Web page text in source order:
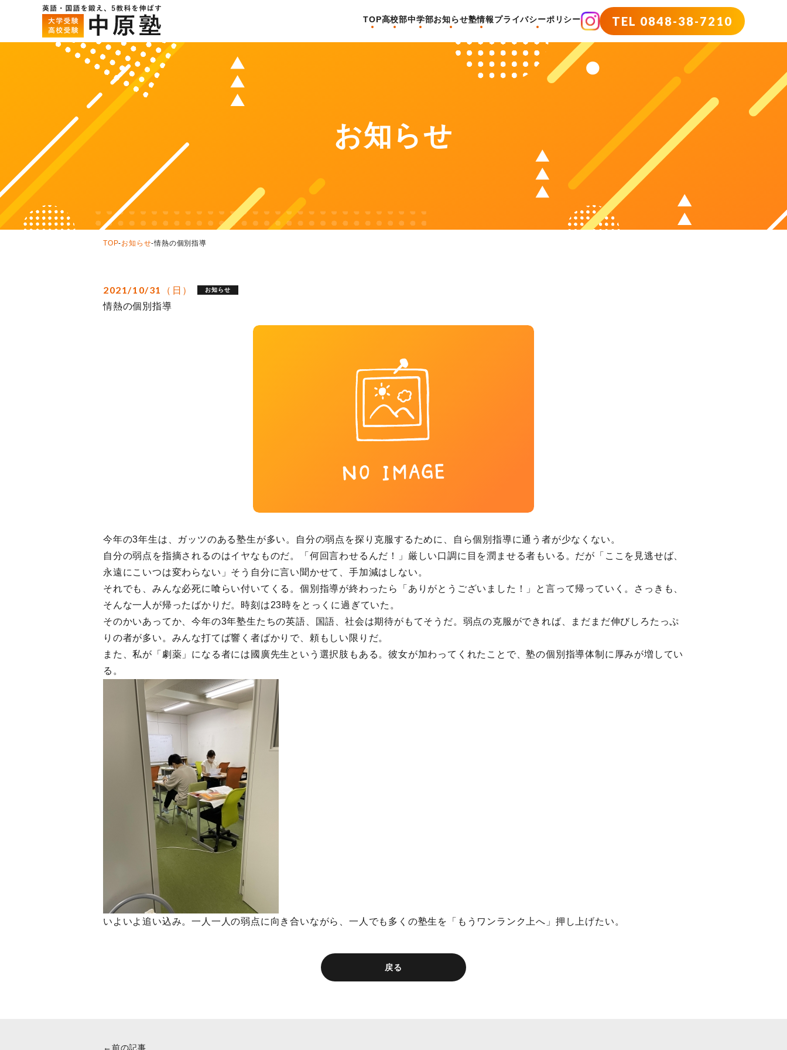
TOP高校部中学部お知らせ塾情報プライバシーポリシー TEL 0848-38-7210
お知らせ
TOP-お知らせ-情熱の個別指導
2021/10/31（日） お知らせ
情熱の個別指導
今年の3年生は、ガッツのある塾生が多い。自分の弱点を探り克服するために、自ら個別指導に通う者が少なくない。
自分の弱点を指摘されるのはイヤなものだ。「何回言わせるんだ！」厳しい口調に目を潤ませる者もいる。だが「ここを見逃せば、
永遠にこいつは変わらない」そう自分に言い聞かせて、手加減はしない。
それでも、みんな必死に喰らい付いてくる。個別指導が終わったら「ありがとうございました！」と言って帰っていく。さっきも、
そんな一人が帰ったばかりだ。時刻は23時をとっくに過ぎていた。
そのかいあってか、今年の3年塾生たちの英語、国語、社会は期待がもてそうだ。弱点の克服ができれば、まだまだ伸びしろたっぷ
りの者が多い。みんな打てば響く者ばかりで、頼もしい限りだ。
また、私が「劇薬」になる者には國廣先生という選択肢もある。彼女が加わってくれたことで、塾の個別指導体制に厚みが増してい
る。
いよいよ追い込み。一人一人の弱点に向き合いながら、一人でも多くの塾生を「もうワンランク上へ」押し上げたい。
戻る
←前の記事